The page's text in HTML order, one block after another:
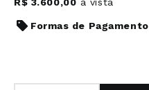
Formas de Pagamento